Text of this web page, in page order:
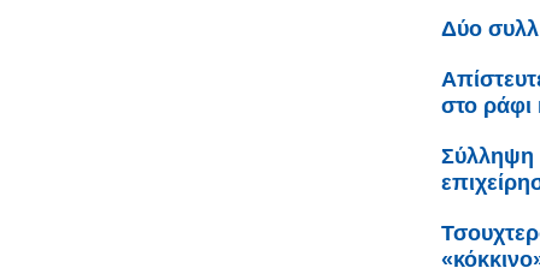
Δύο
στο ράφι
Σύλληψη